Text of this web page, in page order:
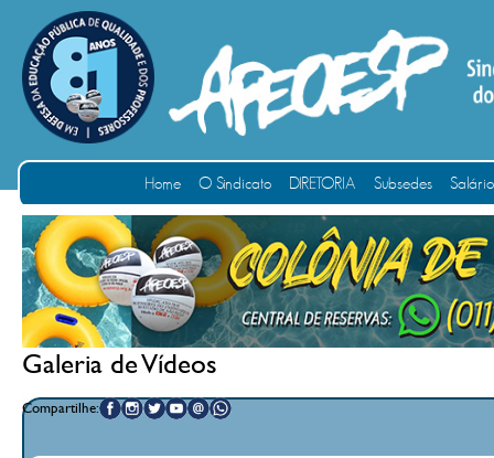
Home O Sindicato DIRETORIA Subsedes
Galeria de Vídeos
Compartilhe: